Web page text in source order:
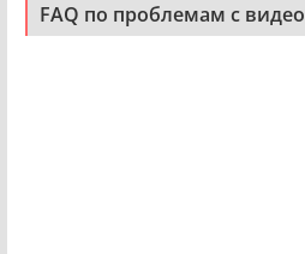
FAQ по проблемам с видео